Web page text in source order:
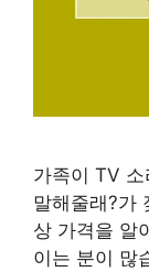
가족이 TV
말해줄래?가
상 가격을 알
이는 분이 많